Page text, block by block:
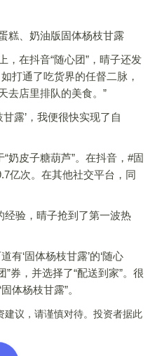
、奶油版固体杨枝甘露
在抖音“随心团”，晴子还发
打通了吃货界的任督二脉，
去店里排队的美食。”
露’，我便很快实现了自
皮子糖葫芦”。在抖音，#固
亿次。在其他社交平台，同
验，晴子抢到了第一波热
‘固体杨枝甘露’的‘随心
”券，并选择了“配送到家”。很
体杨枝甘露”。
议，请谨慎对待。投资者据此